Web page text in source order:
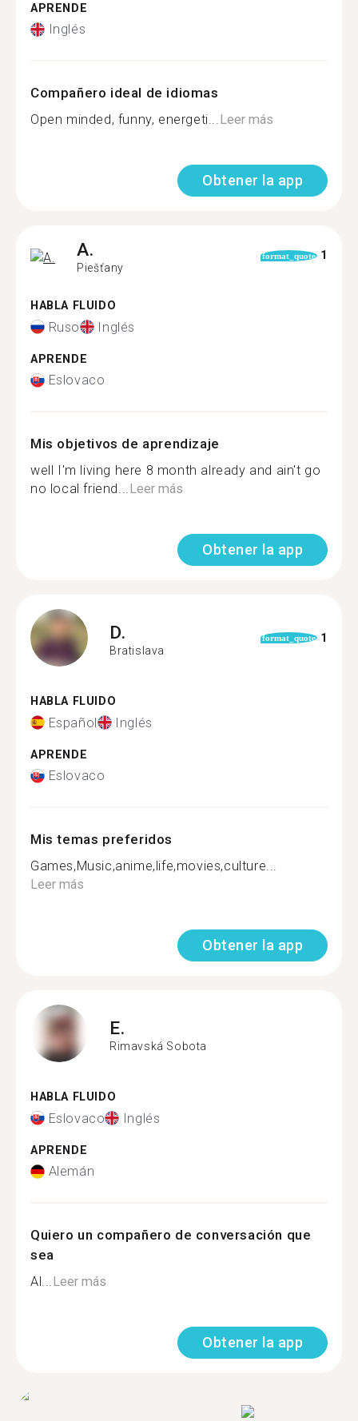
APRENDE
Inglés
Compañero ideal de idiomas
Open minded, funny, energeti...Leer más
Obtener la app
A.
Piešťany
format_quote 1
HABLA FLUIDO
Ruso Inglés
APRENDE
Eslovaco
Mis objetivos de aprendizaje
well I'm living here 8 month already and ain't go
no local friend...Leer más
Obtener la app
D.
Bratislava
format_quote 1
HABLA FLUIDO
Español Inglés
APRENDE
Eslovaco
Mis temas preferidos
Games,Music,anime,life,movies,culture...
Leer más
Obtener la app
E.
Rimavská Sobota
HABLA FLUIDO
Eslovaco Inglés
APRENDE
Alemán
Quiero un compañero de conversación que
sea
Al...Leer más
Obtener la app